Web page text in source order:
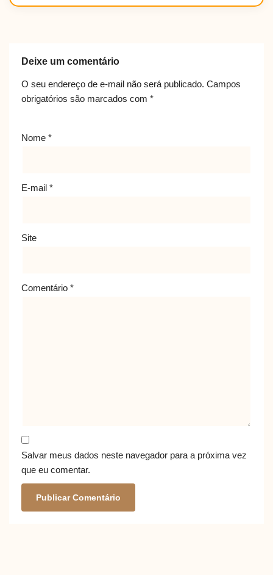
Deixe um comentário
O seu endereço de e-mail não será publicado. Campos
obrigatórios são marcados com *
Nome *
E-mail *
Site
Comentário *
Salvar meus dados neste navegador para a próxima vez
que eu comentar.